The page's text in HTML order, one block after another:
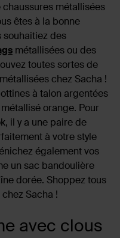
métallisées
êtes à la bonne
souhaitiez des
métallisées ou des
toutes sortes de
chez Sacha !
à talon argentées
orange. Pour
il y a une paire de
à votre style
également vos
un sac bandoulière
dorée. Shoppez tous
Sacha !
avec clous